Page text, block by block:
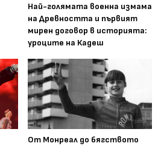
Най-голямата военна измама
на Древността и първият
мирен договор в историята:
уроците на Кадеш
От Монреал до бягството